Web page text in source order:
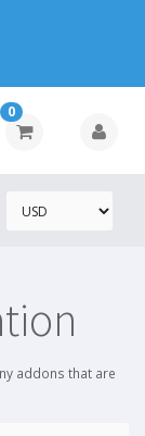
0
addons that are